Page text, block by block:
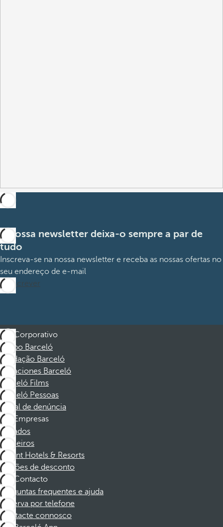
A nossa newsletter deixa-o sempre a par de
tudo
Inscreva-se na nossa newsletter e receba as nossas ofertas no
seu endereço de e-mail
Subscrever
Corporativo
Grupo Barceló
Fundação Barceló
Vacaciones Barceló
Barceló Films
Barceló Pessoas
Canal de denúncia
Empresas
Afiliados
Parceiros
Dorint Hotels & Resorts
Cupões de desconto
Contacto
Perguntas frequentes e ajuda
Reserva por telefone
Contacte connosco